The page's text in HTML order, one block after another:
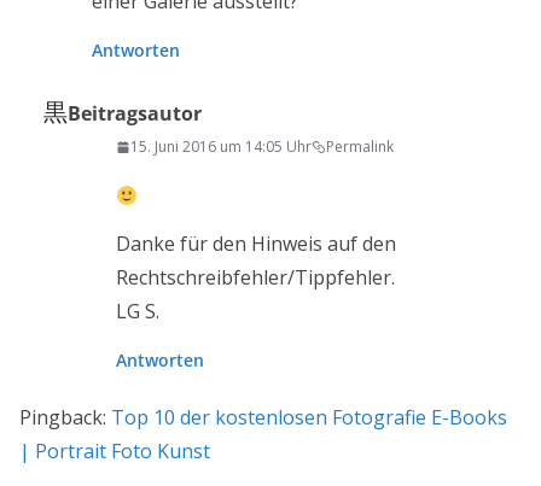
Antworten
黒Beitragsautor
15. Juni 2016 um 14:05 Uhr Permalink
Danke für den Hinweis auf den
Rechtschreibfehler/Tippfehler.
LG S.
Antworten
Pingback: Top 10 der kostenlosen Fotografie E-Books
| Portrait Foto Kunst